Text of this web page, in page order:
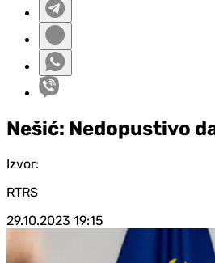
Nešić: Nedopustivo
Izvor:
RTRS
29.10.2023 19:15